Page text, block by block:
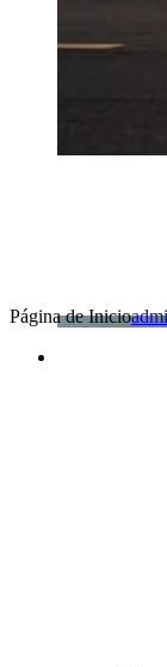
Página de Inicio